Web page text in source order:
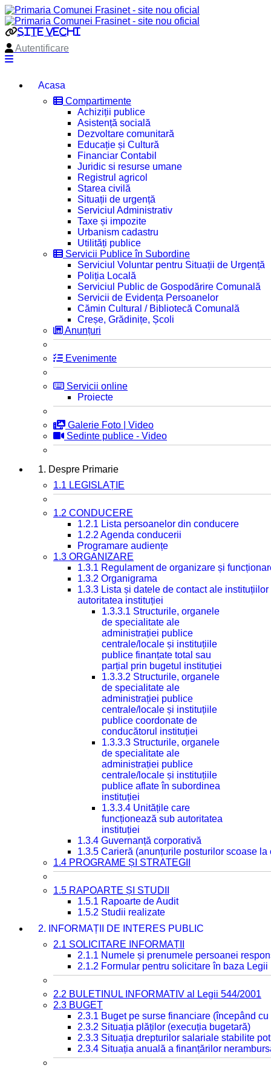
site vechi
Autentificare
Acasa
Compartimente
Achiziții publice
Asistență socială
Dezvoltare comunitară
Educație și Cultură
Financiar Contabil
Juridic si resurse umane
Registrul agricol
Starea civilă
Situații de urgență
Serviciul Administrativ
Taxe și impozite
Urbanism cadastru
Utilități publice
Servicii Publice în Subordine
Serviciul Voluntar pentru Situații de Urgență
Poliția Locală
Serviciul Public de Gospodărire Comunală
Servicii de Evidența Persoanelor
Cămin Cultural / Bibliotecă Comunală
Creșe, Grădinițe, Școli
Anunțuri
Evenimente
Servicii online
Proiecte
Galerie Foto | Video
Sedinte publice - Video
1. Despre Primarie
1.1 LEGISLAȚIE
1.2 CONDUCERE
1.2.1 Lista persoanelor din conducere
1.2.2 Agenda conducerii
Programare audiențe
1.3 ORGANIZARE
1.3.1 Regulament de organizare și
1.3.2 Organigrama
1.3.3 Lista și datele de contact ale
autoritatea instituției
1.3.3.1 Structurile, organele
de specialitate ale
administrației publice
centrale/locale și instituțiile
publice finanțate total sau
parțial prin bugetul instituției
1.3.3.2 Structurile, organele
de specialitate ale
administrației publice
centrale/locale și instituțiile
publice coordonate de
conducătorul instituției
1.3.3.3 Structurile, organele
de specialitate ale
administrației publice
centrale/locale și instituțiile
publice aflate în subordinea
instituției
1.3.3.4 Unitățile care
funcționează sub autoritatea
instituției
1.3.4 Guvernanță corporativă
1.3.5 Carieră (anunțurile posturilor scoase la
1.4 PROGRAME ȘI STRATEGII
1.5 RAPOARTE ȘI STUDII
1.5.1 Rapoarte de Audit
1.5.2 Studii realizate
2. INFORMAȚII DE INTERES PUBLIC
2.1 SOLICITARE INFORMAȚII
2.1.1 Numele și prenumele persoanei
2.1.2 Formular pentru solicitare în baza Legii
2.2 BULETINUL INFORMATIV al Legii 544/2001
2.3 BUGET
2.3.1 Buget pe surse financiare (începând
2.3.2 Situația plăților (execuția bugetară)
2.3.3 Situația drepturilor salariale stabilite
2.3.4 Situația anuală a finanțărilor